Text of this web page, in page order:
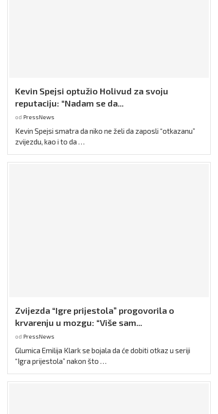
Kevin Spejsi optužio Holivud za svoju
reputaciju: “Nadam se da...
od PressNews
Kevin Spejsi smatra da niko ne želi da zaposli “otkazanu”
zvijezdu, kao i to da …
Zvijezda “Igre prijestola” progovorila o
krvarenju u mozgu: “Više sam...
od PressNews
Glumica Emilija Klark se bojala da će dobiti otkaz u seriji
“Igra prijestola” nakon što …